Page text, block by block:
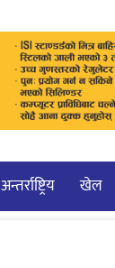
अन्तर्राष्ट्रिय खेल